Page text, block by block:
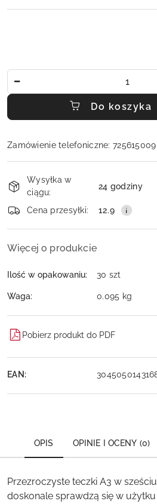
Do koszyka
Zamówienie telefoniczne: 725615009
i
dostawa
Wysyłka w
ciągu:
24 godziny
Cena przesyłki: 12.9
Więcej o produkcie
Ilość w opakowaniu: 30 szt
Waga: 0.095 kg
Pobierz produkt do PDF
EAN:
OPIS OPINIE I OCENY (0)
Przezroczyste teczki A3 w
doskonale sprawdzą się w